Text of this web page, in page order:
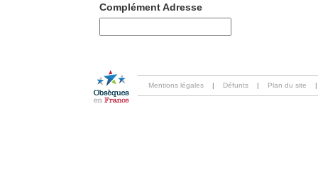
Complément Adresse
Mentions légales | Défunts | Plan du site |